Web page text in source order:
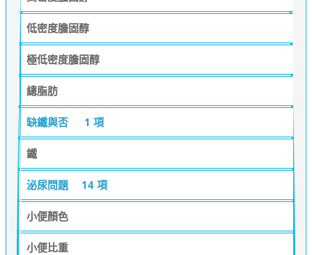
低密度膽固醇
極低密度膽固醇
總脂肪
缺鐵與否 1 項
鐵
泌尿問題 14 項
小便顏色
小便比重